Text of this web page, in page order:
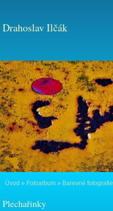
Drahoslav Ilčák
Úvod » Fotoalbum » Barevné fotografie
Plechařinky